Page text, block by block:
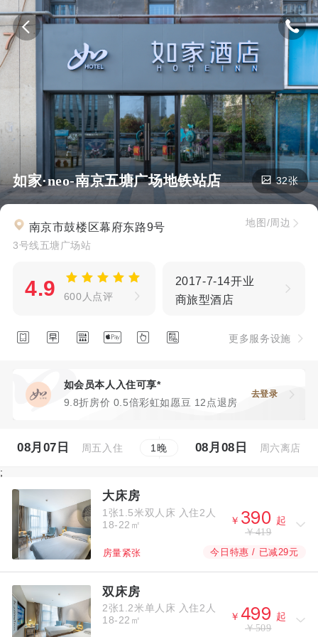
如家·neo-南京五塘广场地铁站店 32张
南京市鼓楼区幕府东路9号
3号线五塘广场站
地图/周边
4.9 600人点评
2017-7-14开业
商旅型酒店
      更多服务设施
如会员本人入住可享*
9.8折房价 0.5倍彩虹如愿豆 12点退房
去登录
08月07日 周五入住 1晚 08月08日 周六离店
;
大床房
1张1.5米双人床 入住2人
18-22㎡
￥ 
起
￥419
房量紧张 今日特惠 / 已减29元
双床房
2张1.2米单人床 入住2人
18-22㎡
￥ 
起
￥509